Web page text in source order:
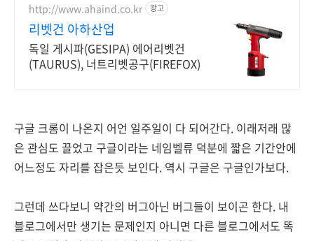
http://www.ahaind.co.kr 광고
리벳건 아하산업
독일 게시파(GESIPA) 에어리벳건
(TAURUS), 너트리벳공구(FIREFOX)
구글 크롬이 나온지 어언 일주일이 다 되어간다. 이래저래 많
은 관심도 끌었고 구글이라는 네임벨류 덕분에 짧은 기간안에
어느정도 자리를 잡은듯 보인다. 역시 구글은 구글인가보다.
그런데 쓰다보니 약간의 버그아닌 버그들이 보이곤 한다. 내
블로그에서만 생기는 문제인지 아니면 다른 블로그에서도 똑